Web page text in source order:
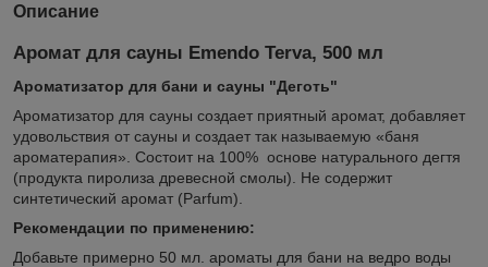
Описание
Аромат для сауны Emendo Terva, 500 мл
Ароматизатор для бани и сауны "Деготь"
Ароматизатор для сауны создает приятный аромат, добавляет
удовольствия от сауны и создает так называемую «баня
ароматерапия». Состоит на 100% основе натурального дегтя
(продукта пиролиза древесной смолы). Не содержит
синтетический аромат (Parfum).
Рекомендации по применению:
Добавьте примерно 50 мл. ароматы для бани на ведро воды